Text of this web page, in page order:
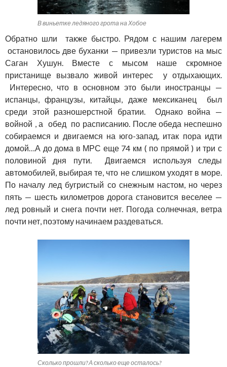
В виньетке ледяного грота на Хобое
Обратно шли также быстро. Рядом с нашим лагерем
остановилось две буханки — привезли туристов на мыс
Саган Хушун. Вместе с мысом наше скромное
пристанище вызвало живой интерес у отдыхающих.
Интересно, что в основном это были иностранцы —
испанцы, французы, китайцы, даже мексиканец был
среди этой разношерстной братии. Однако война —
войной , а обед по расписанию. После обеда неспешно
собираемся и двигаемся на юго-запад, итак пора идти
домой…А до дома в МРС еще 74 км ( по прямой ) и три с
половиной дня пути. Двигаемся используя следы
автомобилей, выбирая те, что не слишком уходят в море.
По началу лед бугристый со снежным настом, но через
пять — шесть километров дорога становится веселее —
лед ровный и снега почти нет. Погода солнечная, ветра
почти нет, поэтому начинаем раздеваться.
Сколько прошли? А сколько еще осталось?